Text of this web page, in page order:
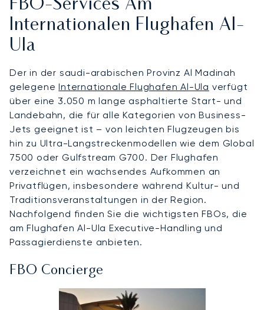
FBO-Services Am
Internationalen Flughafen Al-
Ula
Der in der saudi-arabischen Provinz Al Madinah
gelegeneInternationale Flughafen Al-Ula verfügt
über eine 3.050 m lange asphaltierte Start- und
Landebahn, die für alle Kategorien von Business-
Jets geeignet ist – von leichten Flugzeugen bis
hin zu Ultra-Langstreckenmodellen wie dem Global
7500 oder Gulfstream G700. Der Flughafen
verzeichnet ein wachsendes Aufkommen an
Privatflügen, insbesondere während Kultur- und
Traditionsveranstaltungen in der Region.
Nachfolgend finden Sie die wichtigsten FBOs, die
am Flughafen Al-Ula Executive-Handling und
Passagierdienste anbieten.
FBO Concierge